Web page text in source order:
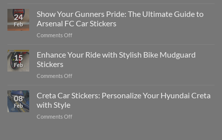
a
Car:
2025
to
Edit
Engaging
Videos
Social
24
Feb
Show Your Gunners Pride: The Ultimate Guide to
Arsenal FC Car Stickers
Comments Offon
Your
Gunners
The
Guide
15
Feb
Enhance Your Ride with Stylish Bike Mudguard
Stickers
Comments Offon
Your
Ride
Stylish
08
Feb
Creta Car Stickers: Personalize Your Hyundai Creta
with Style
Comments Offon